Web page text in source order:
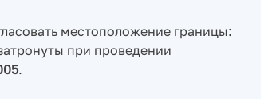
местоположение границы:
при проведении
.